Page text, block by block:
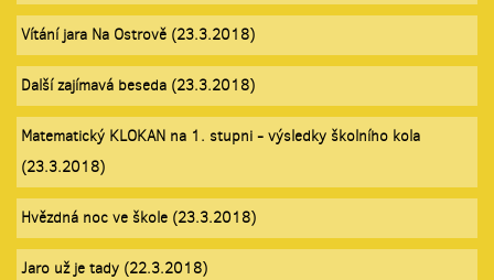
Vítání jara Na Ostrově (23.3.2018)
Další zajímavá beseda (23.3.2018)
Matematický KLOKAN na 1. stupni - výsledky školního kola
(23.3.2018)
Hvězdná noc ve škole (23.3.2018)
Jaro už je tady (22.3.2018)